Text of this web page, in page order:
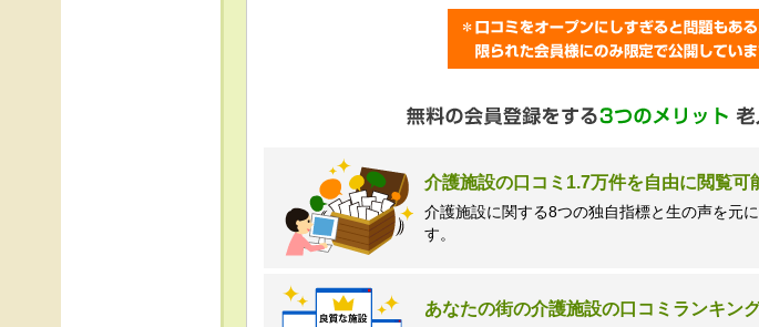
（受付時間 10時～19時 土日祝日除く・営業のお電話
介護施設の口コミ1.7万件を自由に閲覧可
介護施設に関する8つの独自指標と生の声を元
す。
あなたの街の介護施設の口コミランキン